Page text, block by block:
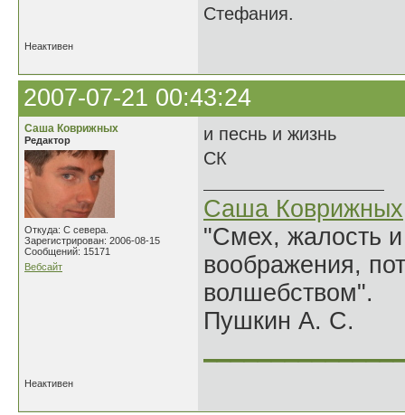
Стефания.
Неактивен
2007-07-21 00:43:24
Саша Коврижных
Редактор
Откуда: С севера.
Зарегистрирован: 2006-08-15
Сообщений: 15171
Вебсайт
и песнь и жизнь
СК
Саша Коврижных
"Смех, жалость
воображения,
волшебством".
Пушкин А. С.
Неактивен